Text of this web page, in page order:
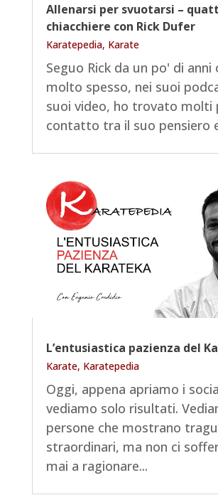
Allenarsi per svuotarsi –
chiacchiere con Rick Dufer
Karatepedia, Karate
Seguo Rick da un po' di anni
molto spesso, nei suoi
suoi video, ho trovato molti
contatto tra il suo pensiero
L’entusiastica pazienza del
Karate, Karatepedia
Oggi, appena apriamo i
vediamo solo risultati.
persone che mostrano
straordinari, ma non ci
mai a ragionare...